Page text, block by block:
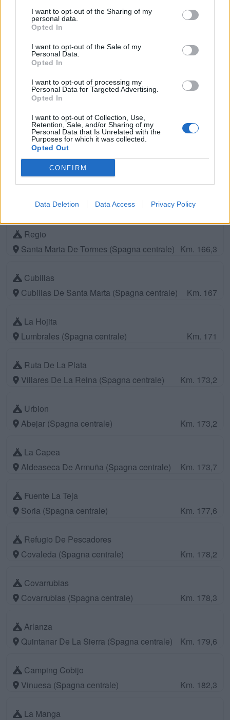
I want to opt-out of the Sharing of my
personal data.
Opted In
I want to opt-out of the Sale of my
Personal Data.
Opted In
I want to opt-out of processing my
Personal Data for Targeted Advertising.
Opted In
I want to opt-out of Collection, Use,
Retention, Sale, and/or Sharing of my
Personal Data that Is Unrelated with the
Purposes for which it was collected.
Opted Out
CONFIRM
Data Deletion Data Access Privacy Policy
Tormes
Alba De Tormes (Spagna centrale)
Camping El Astral
El Guijo
Guijo De Avila (Spagna centrale)
Olimpia
Pedrosillo El Ralo (Spagna centrale)
Km. 165,1
Cabrerizos (Spagna centrale)
Km. 166,3
Regio
Santa Marta De Tormes (Spagna centrale) Km. 166,3
Cubillas
Cubillas De Santa Marta (Spagna centrale)
Km. 167
La Hojita
Lumbrales (Spagna centrale)
Km. 171
Ruta De La Plata
Villares De La Reina (Spagna centrale)
Km. 173,2
Urbion
Abejar (Spagna centrale)
Km. 173,2
La Capea
Aldeaseca De Armuña (Spagna centrale)
Km. 173,7
Fuente La Teja
Soria (Spagna centrale)
Km. 177,6
Refugio De Pescadores
Covaleda (Spagna centrale)
Km. 178,2
Covarrubias
Covarrubias (Spagna centrale)
Km. 178,3
Arlanza
Quintanar De La Sierra (Spagna centrale)
Km. 179,6
Camping Cobijo
Vinuesa (Spagna centrale)
Km. 182,3
La Manga